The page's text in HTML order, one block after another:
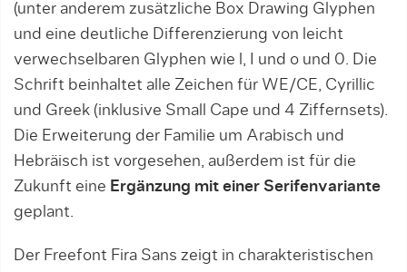
(unter anderem zusätzliche Box Drawing Glyphen
und eine deutliche Differenzierung von leicht
verwechselbaren Glyphen wie l, I und o und 0. Die
Schrift beinhaltet alle Zeichen für WE/CE, Cyrillic
und Greek (inklusive Small Cape und 4 Ziffernsets).
Die Erweiterung der Familie um Arabisch und
Hebräisch ist vorgesehen, außerdem ist für die
Zukunft eine Ergänzung mit einer Serifenvariante
geplant.
Der Freefont Fira Sans zeigt in charakteristischen